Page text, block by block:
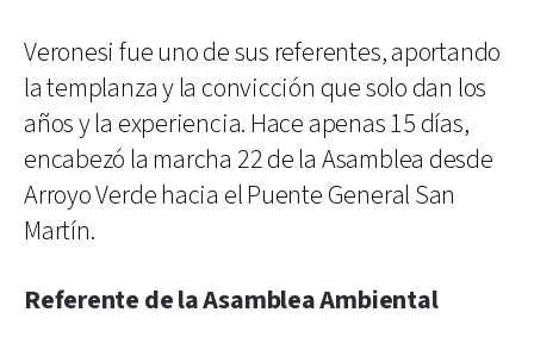
Veronesi fue uno de sus referentes, aportando
la templanza y la convicción que solo dan los
años y la experiencia. Hace apenas 15 días,
encabezó la marcha 22 de la Asamblea desde
Arroyo Verde hacia el Puente General San
Martín.
Referente de la Asamblea Ambiental